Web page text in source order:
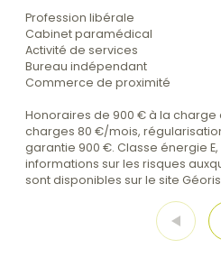
Profession libérale
Cabinet paramédical
Activité de services
Bureau indépendant
Commerce de proximité
Honoraires de 900 € à la charge
charges 80 €/mois,
garantie 900 €. Classe énergie E,
informations sur les risques
sont disponibles sur le site